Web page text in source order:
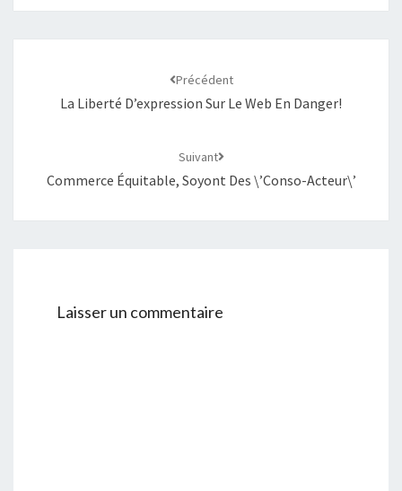
Précédent
La Liberté D’expression Sur Le Web En Danger!
Suivant
Commerce Équitable, Soyont Des \’conso-Acteur\’
Laisser un commentaire